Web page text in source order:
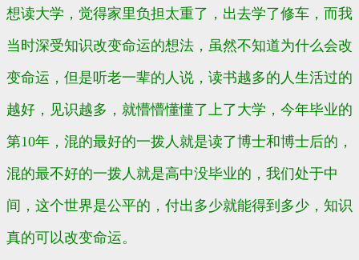
想读大学，觉得家里负担太重了，出去学了修车，而我
当时深受知识改变命运的想法，虽然不知道为什么会改
变命运，但是听老一辈的人说，读书越多的人生活过的
越好，见识越多，就懵懵懂懂了上了大学，今年毕业的
第10年，混的最好的一拨人就是读了博士和博士后的，
混的最不好的一拨人就是高中没毕业的，我们处于中
间，这个世界是公平的，付出多少就能得到多少，知识
真的可以改变命运。